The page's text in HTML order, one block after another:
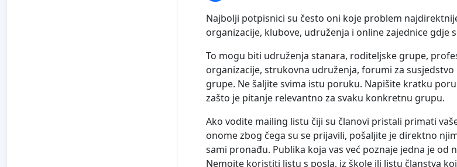
Najbolji potpisnici su često oni koje problem
organizacije, klubove, udruženja i online zajednice gdje
To mogu biti udruženja stanara, roditeljske grupe,
organizacije, strukovna udruženja, forumi za
grupe. Ne šaljite svima istu poruku. Napišite kratku
zašto je pitanje relevantno za svaku konkretnu grupu.
Ako vodite mailing listu čiji su članovi pristali primati
onome zbog čega su se prijavili, pošaljite je direktno
sami pronađu. Publika koja vas već poznaje jedna je od
Nemojte koristiti listu s posla, iz škole ili listu članstva